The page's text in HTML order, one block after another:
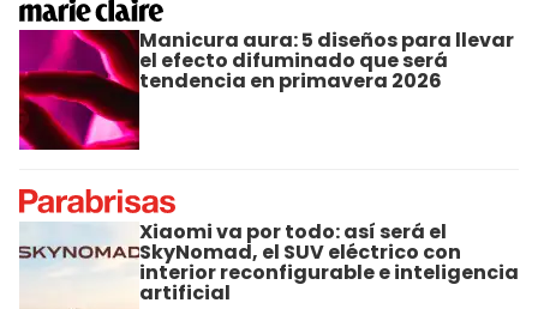
Manicura aura: 5 diseños para llevar
el efecto difuminado que será
tendencia en primavera 2026
Xiaomi va por todo: así será el
SkyNomad, el SUV eléctrico con
interior reconfigurable e inteligencia
artificial